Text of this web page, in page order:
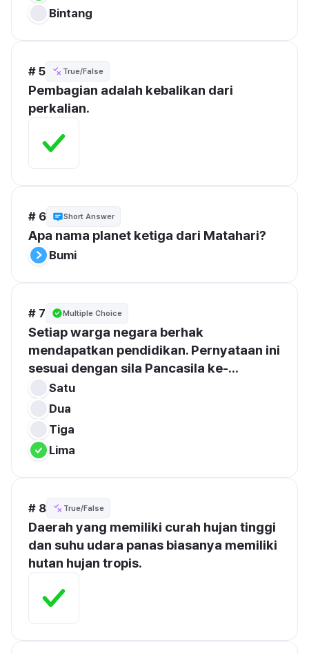
Bintang
# 5 True/False
Pembagian adalah kebalikan dari
perkalian.
# 6 Short Answer
Apa nama planet ketiga dari Matahari?
Bumi
# 7 Multiple Choice
Setiap warga negara berhak
mendapatkan pendidikan. Pernyataan ini
sesuai dengan sila Pancasila ke-...
Satu
Dua
Tiga
Lima
# 8 True/False
Daerah yang memiliki curah hujan tinggi
dan suhu udara panas biasanya memiliki
hutan hujan tropis.